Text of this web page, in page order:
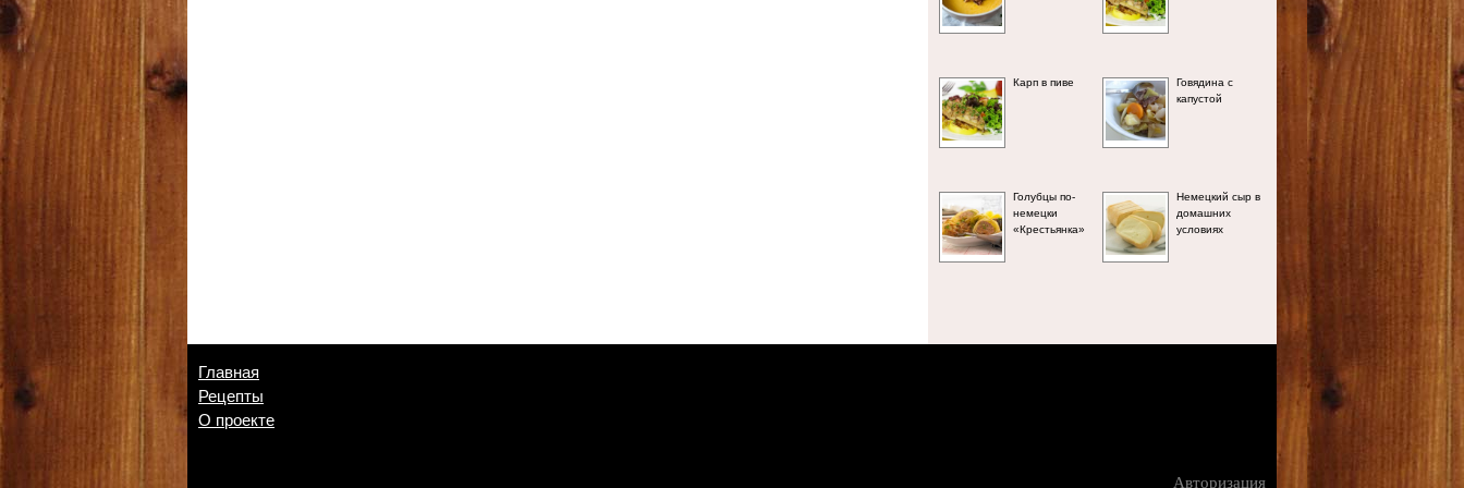
Карп в пиве Говядина с
капустой
Голубцы по-
немецки
«Крестьянка»
Немецкий сыр в
домашних
условиях
Главная
Рецепты
О проекте
Авторизация